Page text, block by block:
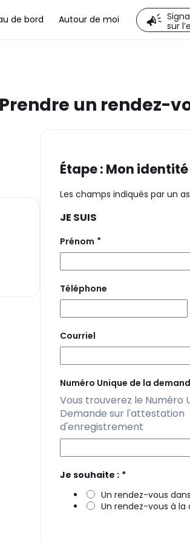
de bord Autour de moi
sur
un rendez-
Étape : Mon identité
Les champs indiqués par un
JE SUIS
Prénom *
Téléphone
Courriel
Numéro Unique de la
Vous trouverez le Numéro
Demande sur l'attestation
d'enregistrement
Je souhaite : *
Un rendez-vous
Un rendez-vous à